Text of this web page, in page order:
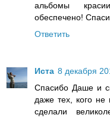
альбомы
обеспечено!
Ответить
Иста 8 декабря
Спасибо Даше и
даже тех, кого
сделали